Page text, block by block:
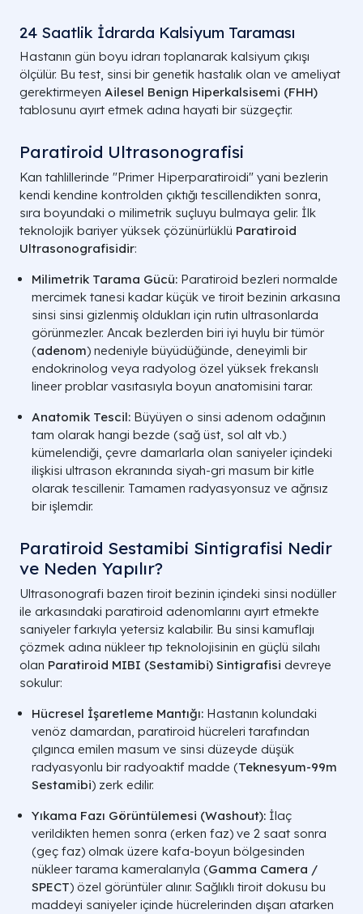
24 Saatlik İdrarda Kalsiyum Taraması
Hastanın gün boyu idrarı toplanarak kalsiyum çıkışı
ölçülür. Bu test, sinsi bir genetik hastalık olan ve ameliyat
gerektirmeyen Ailesel Benign Hiperkalsisemi (FHH)
tablosunu ayırt etmek adına hayati bir süzgeçtir.
Paratiroid Ultrasonografisi
Kan tahlillerinde "Primer Hiperparatiroidi" yani bezlerin
kendi kendine kontrolden çıktığı tescillendikten sonra,
sıra boyundaki o milimetrik suçluyu bulmaya gelir. İlk
teknolojik bariyer yüksek çözünürlüklü Paratiroid
Ultrasonografisidir:
Milimetrik Tarama Gücü: Paratiroid bezleri normalde
mercimek tanesi kadar küçük ve tiroit bezinin arkasına
sinsi sinsi gizlenmiş oldukları için rutin ultrasonlarda
görünmezler. Ancak bezlerden biri iyi huylu bir tümör
(adenom) nedeniyle büyüdüğünde, deneyimli bir
endokrinolog veya radyolog özel yüksek frekanslı
lineer problarvasıtasıyla boyun anatomisini tarar.
Anatomik Tescil: Büyüyen o sinsi adenom odağının
tam olarak hangi bezde (sağ üst, sol alt vb.)
kümelendiği, çevre damarlarla olan saniyeler içindeki
ilişkisi ultrason ekranında siyah-gri masum bir kitle
olarak tescillenir. Tamamen radyasyonsuz ve ağrısız
bir işlemdir.
Paratiroid Sestamibi Sintigrafisi Nedir
ve Neden Yapılır?
Ultrasonografi bazen tiroit bezinin içindeki sinsi nodüller
ile arkasındaki paratiroid adenomlarını ayırt etmekte
saniyeler farkıyla yetersiz kalabilir. Bu sinsi kamuflajı
çözmek adına nükleer tıp teknolojisinin en güçlü silahı
olan Paratiroid MIBI (Sestamibi) Sintigrafisi devreye
sokulur:
Hücresel İşaretleme Mantığı: Hastanın kolundaki
venöz damardan, paratiroid hücreleri tarafından
çılgınca emilen masum ve sinsi düzeyde düşük
radyasyonlu bir radyoaktif madde (Teknesyum-99m
Sestamibi) zerk edilir.
Yıkama Fazı Görüntülemesi (Washout): İlaç
verildikten hemen sonra (erken faz) ve 2 saat sonra
(geç faz) olmak üzere kafa-boyun bölgesinden
nükleer tarama kameralarıyla (Gamma Camera /
SPECT) özel görüntüler alınır. Sağlıklı tiroit dokusu bu
maddeyi saniyeler içinde hücrelerinden dışarı atarken